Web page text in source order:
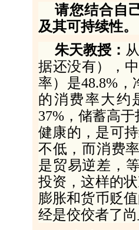
请您结合自
及其可持续性。
朱天教授：
据还没有），
率）是48.8%
的消费率大约
37% ，储蓄高
健康的，是可
不低，而消费
是贸易逆差，
投资，这样的
膨胀和货币贬
经是佼佼者了